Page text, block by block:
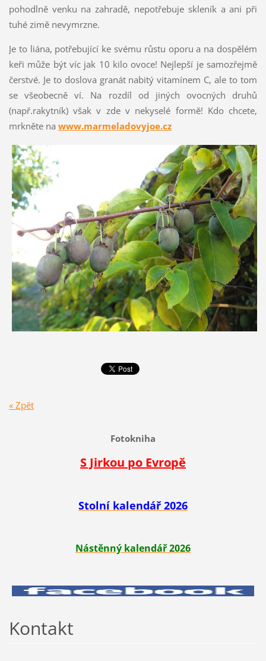
pohodlně venku na zahradě, nepotřebuje skleník a ani při
tuhé zimě nevymrzne.
Je to liána, potřebující ke svému růstu oporu a na dospělém
keři může být víc jak 10 kilo ovoce! Nejlepší je samozřejmě
čerstvé. Je to doslova granát nabitý vitamínem C, ale to tom
se všeobecně ví. Na rozdíl od jiných ovocných druhů
(např.rakytník) však v zde v nekyselé formě! Kdo chcete,
mrkněte na www.marmeladovyjoe.cz
« Zpět
Fotokniha
S Jirkou po Evropě
Stolní kalendář 2026
Nástěnný kalendář 2026
Kontakt